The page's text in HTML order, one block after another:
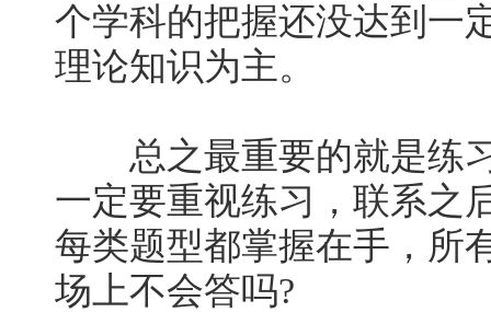
个学科的把握还没达到一
理论知识为主。
总之最重要的就是练
一定要重视练习，联系之
每类题型都掌握在手，所
场上不会答吗?